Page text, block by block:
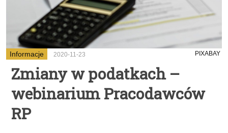
Informacje 2020-11-23 PIXABAY
Zmiany w podatkach –
webinarium Pracodawców
RP